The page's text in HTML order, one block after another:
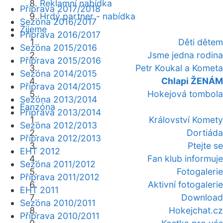
Reklamní nabídka
Hrdý partner - nabídka
Žijeme
Děti dětem
Jsme jedna rodina
Petr Koukal a Kometa
Chlapi ŽENÁM
Hokejová tombola
Fanzóna
Království Komety
Dortiáda
Ptejte se
Fan klub informuje
Fotogalerie
Aktivní fotogalerie
Download
Hokejchat.cz
Příprava 2017/2018
Sezóna 2016/2017
Příprava 2016/2017
Sezóna 2015/2016
Příprava 2015/2016
Sezóna 2014/2015
Příprava 2014/2015
Sezóna 2013/2014
Příprava 2013/2014
Sezóna 2012/2013
Příprava 2012/2013
EHT 2012
Sezóna 2011/2012
Příprava 2011/2012
EHT 2011
Sezóna 2010/2011
Příprava 2010/2011